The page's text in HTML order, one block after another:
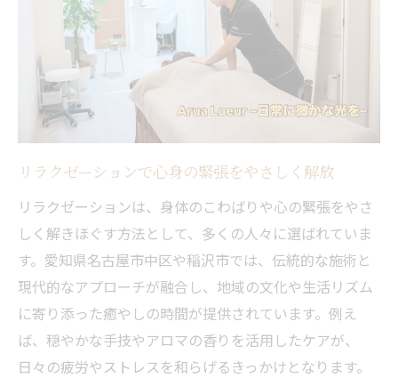
ット
稲沢や名古屋で感じる癒やしのリラクゼー
ション術
心がほどけるリラクゼーションのおすすめ
地域に根ざしたリラクゼーションの魅力を
マッサージやリラクゼーションの違いを知
ろう
伝統と現代が融合した癒やし術とは
リラクゼーションが伝統文化と出会う瞬間
昔ながらの癒やしと現代リラクゼーション
の融合
リラクゼーションで心身の緊張をやさしく解放
リラクゼーションは、身体のこわばりや心の緊張をやさ
しく解きほぐす方法として、多くの人々に選ばれていま
す。愛知県名古屋市中区や稲沢市では、伝統的な施術と
現代的なアプローチが融合し、地域の文化や生活リズム
に寄り添った癒やしの時間が提供されています。例え
ば、穏やかな手技やアロマの香りを活用したケアが、
日々の疲労やストレスを和らげるきっかけとなります。